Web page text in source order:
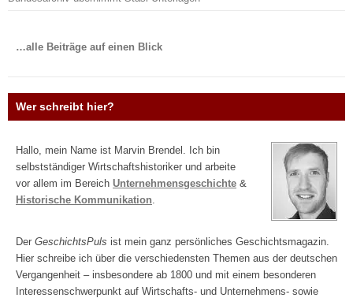
…alle Beiträge auf einen Blick
Wer schreibt hier?
Hallo, mein Name ist Marvin Brendel. Ich bin
selbstständiger Wirtschaftshistoriker und arbeite
vor allem im Bereich Unternehmensgeschichte &
Historische Kommunikation
Der GeschichtsPuls ist mein ganz persönliches Geschichtsmagazin.
Hier schreibe ich über die verschiedensten Themen aus der deutschen
Vergangenheit – insbesondere ab 1800 und mit einem besonderen
Interessenschwerpunkt auf Wirtschafts- und Unternehmens- sowie